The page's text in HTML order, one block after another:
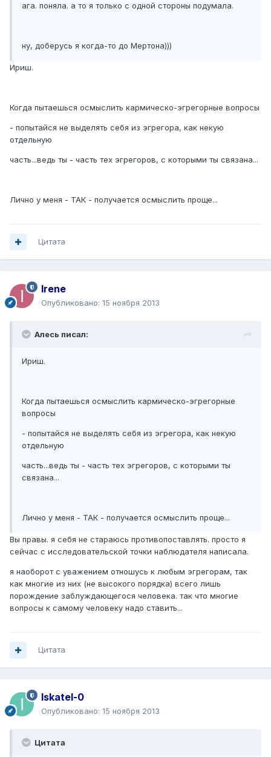
ага. поняла. а то я только с одной стороны подумала.
ну, доберусь я когда-то до Мертона)))
Ириш.
Когда пытаешься осмыслить кармическо-эгрегорные вопросы
- попытайся не выделять себя из эгрегора, как некую
отдельную
часть...ведь ты - часть тех эгрегоров, с которыми ты связана...
Лично у меня - ТАК - получается осмыслить проще...
Цитата
Irene
Опубликовано: 15 ноября 2013
Алесь писал:
Ириш.
Когда пытаешься осмыслить кармическо-эгрегорные
вопросы
- попытайся не выделять себя из эгрегора, как некую
отдельную
часть...ведь ты - часть тех эгрегоров, с которыми ты
связана...
Лично у меня - ТАК - получается осмыслить проще...
Вы правы. я себя не стараюсь противопоставлять. просто я
сейчас с исследовательской точки наблюдателя написала.
я наоборот с уважением отношусь к любым эгрегорам, так
как многие из них (не высокого порядка) всего лишь
порождение заблуждающегося человека. так что многие
вопросы к самому человеку надо ставить...
Цитата
Iskatel-0
Опубликовано: 15 ноября 2013
Цитата